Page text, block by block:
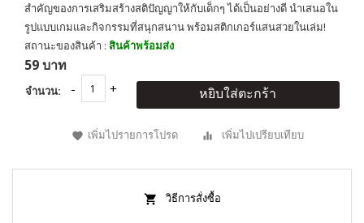
สำคัญของการเสริมสร้างสติปัญญาให้กับเด็กๆ ได้เป็นอย่างดี นำเสนอใน
รูปแบบเกมและกิจกรรมที่สนุกสนาน พร้อมสติกเกอร์แสนสวยในเล่ม!
สถานะของสินค้า : สินค้าพร้อมส่ง
59 บาท
จำนวน: หยิบใส่ตะกร้า
เพิ่มไปรายการโปรด เพิ่มไปเปรียบเทียบ
วิธีการสั่งซื้อ